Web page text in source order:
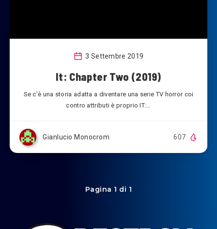
3 Settembre 2019
It: Chapter Two (2019)
Se c’è una storia adatta a diventare una serie TV horror coi
contro attributi è proprio IT:…
Gianlucio Monocrom 607
Pagina 1 di 1